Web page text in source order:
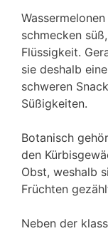
schmecken
Flüssigkeit.
sie deshalb
schweren
Süßigkeiten.
Botanisch
den
Obst, weshalb
Früchten
Neben der